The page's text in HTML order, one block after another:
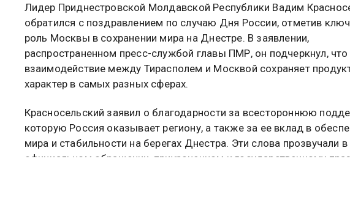
Лидер Приднестровской Молдавской Республики Вадим
обратился с поздравлением по случаю Дня России, отметив
роль Москвы в сохранении мира на Днестре. В заявлении,
распространенном пресс-службой главы ПМР, он подчеркнул, что
взаимодействие между Тирасполем и Москвой сохраняет
характер в самых разных сферах.
Красносельский заявил о благодарности за всестороннюю
которую Россия оказывает региону, а также за ее вклад в
мира и стабильности на берегах Днестра. Эти слова прозвучали в
официальном обращении, приуроченном к государственному